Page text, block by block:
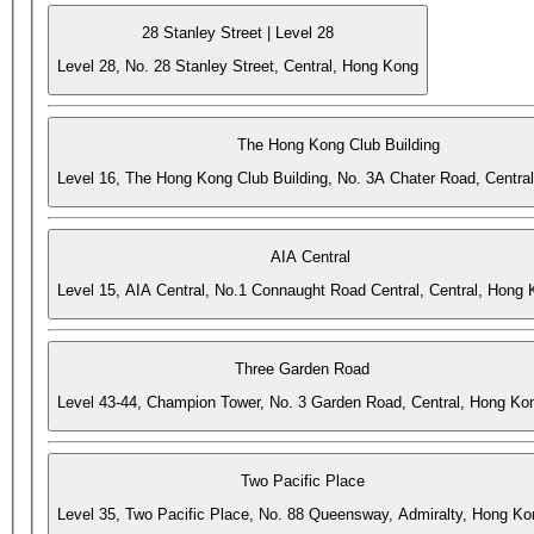
28 Stanley Street | Level 28
Level 28, No. 28 Stanley Street, Central, Hong Kong
The Hong Kong Club Building
Level 16, The Hong Kong Club Building, No. 3A Chater Road,
AIA Central
Level 15, AIA Central, No.1 Connaught Road Central, Central, Hong
Three Garden Road
Level 43-44, Champion Tower, No. 3 Garden Road, Central, Hong
Two Pacific Place
Level 35, Two Pacific Place, No. 88 Queensway, Admiralty, Hong